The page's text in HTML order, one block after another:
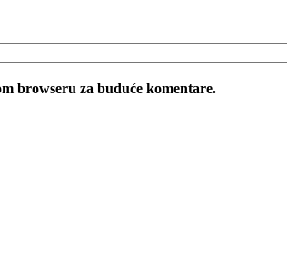
browseru za buduće komentare.